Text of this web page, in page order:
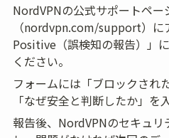
NordVPNの公式サポートペー
（nordvpn.com/support）に
Positive（誤検知の報告）」
ください。
フォームには「ブロックされ
「なぜ安全と判断したか」を
報告後、NordVPNのセキュリ